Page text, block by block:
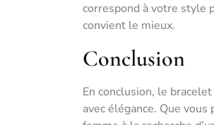
correspond à votre style
convient le mieux.
Conclusion
En conclusion, le
avec élégance. Que